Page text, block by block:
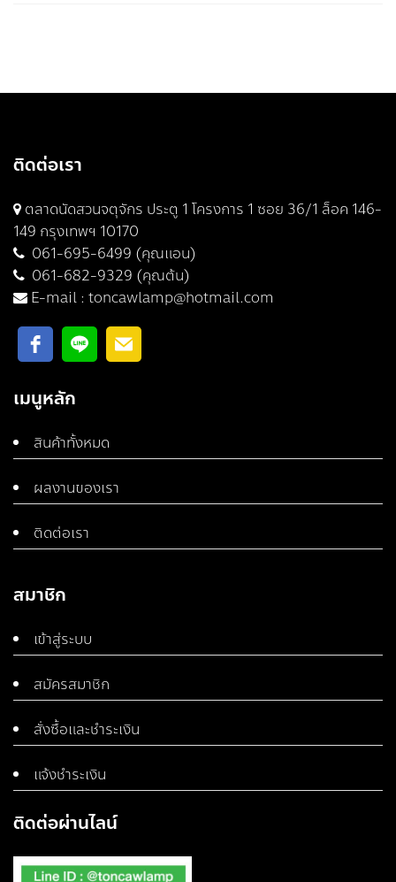
ติดต่อเรา
ตลาดนัดสวนจตุจักร ประตู 1 โครงการ 1 ซอย 36/1 ล็อค 146-
149 กรุงเทพฯ 10170
061-695-6499 (คุณแอน)
061-682-9329 (คุณต้น)
E-mail : toncawlamp@hotmail.com
เมนูหลัก
สินค้าทั้งหมด
ผลงานของเรา
ติดต่อเรา
สมาชิก
เข้าสู่ระบบ
สมัครสมาชิก
สั่งซื้อและชำระเงิน
แจ้งชำระเงิน
ติดต่อผ่านไลน์